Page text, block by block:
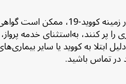
بر اساس تدابیر جاری
پر کنند، به‌استثنای خدمه
ابتلا به کووید یا سایر
در تماس باشید.